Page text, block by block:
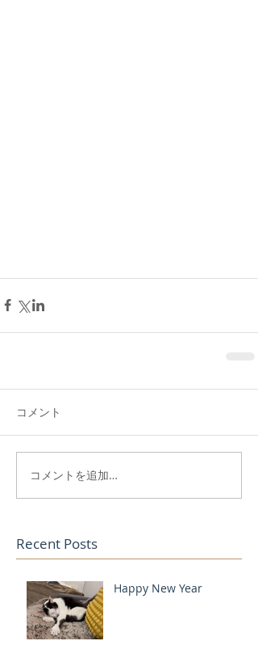
コメント
コメントを追加…
Recent Posts
Happy New Year